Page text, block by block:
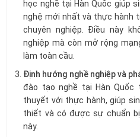
học nghề tại Hàn Quốc giúp
nghệ mới nhất và thực hành
chuyên nghiệp. Điều này
nghiệp mà còn mở rộng
làm toàn cầu.
Định hướng nghề nghiệp và
đào tạo nghề tại Hàn Quốc
thuyết với thực hành, giúp
thiết và có được sự chuẩn
này.